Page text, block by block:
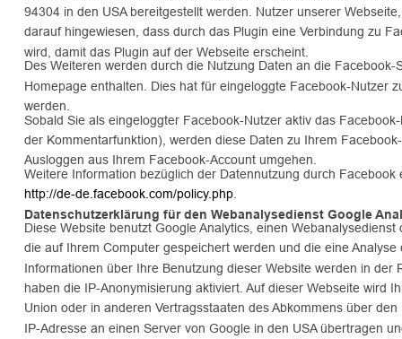
94304 in den USA bereitgestellt werden. Nutzer unserer
darauf hingewiesen, dass durch das Plugin eine Verbindung zu
wird, damit das Plugin auf der Webseite erscheint.
Des Weiteren werden durch die Nutzung Daten an die
Homepage enthalten. Dies hat für eingeloggte Facebook-Nutzer
werden.
Sobald Sie als eingeloggter Facebook-Nutzer aktiv das
der Kommentarfunktion), werden diese Daten zu Ihrem
Ausloggen aus Ihrem Facebook-Account umgehen.
Weitere Information bezüglich der Datennutzung durch
http://de-de.facebook.com/policy.php.
Datenschutzerklärung für den Webanalysedienst Google
Diese Website benutzt Google Analytics, einen
die auf Ihrem Computer gespeichert werden und die eine
Informationen über Ihre Benutzung dieser Website werden in
haben die IP-Anonymisierung aktiviert. Auf dieser Webseite wird
Union oder in anderen Vertragsstaaten des Abkommens über
IP-Adresse an einen Server von Google in den USA übertragen